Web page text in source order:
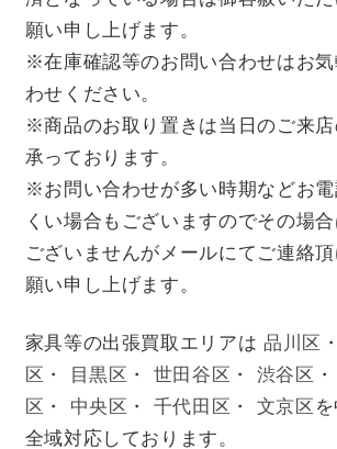
願い申し上げます。
※在庫確認等のお問い合わせはお
わせください。
※商品のお取り置きは当日のご来
承っております。
※お問い合わせが多い時期などお
くい場合もございますのでその場
ございませんがメールにてご連絡
願い申し上げます。
家具等の出張買取エリアは 品川区 ・
区 ・ 目黒区 ・ 世田谷区 ・ 渋谷区 ・
区 ・ 中央区 ・ 千代田区 ・ 文京区
全域対応しております。